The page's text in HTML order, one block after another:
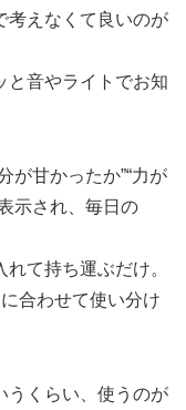
考えなくて良いのが
と音やライトでお知
が甘かったか”“力が
示され、毎日の
て持ち運ぶだけ。
合わせて使い分け
うくらい、使うのが